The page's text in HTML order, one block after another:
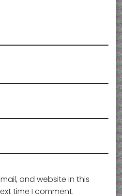
and website in this
time I comment.